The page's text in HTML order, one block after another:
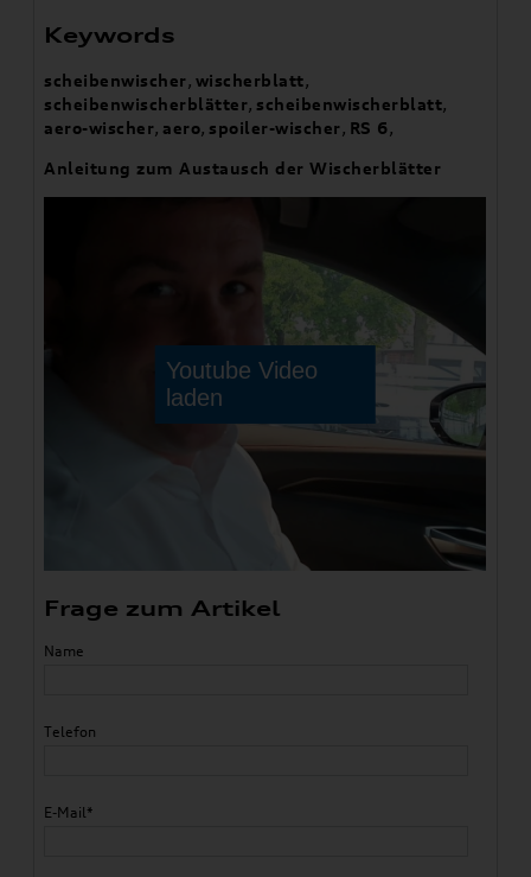
Keywords
scheibenwischer, wischerblatt,
scheibenwischerblätter, scheibenwischerblatt,
aero-wischer, aero, spoiler-wischer, RS 6,
Anleitung zum Austausch der Wischerblätter
Frage zum Artikel
Name
Telefon
E-Mail*